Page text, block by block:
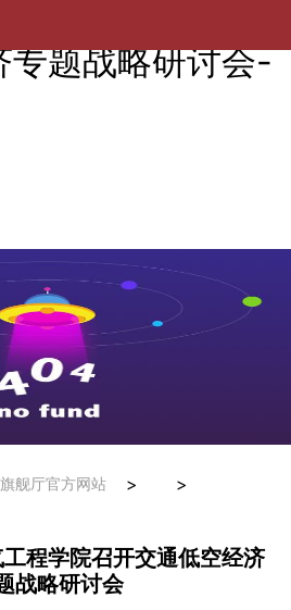
专题战略研讨会-
舰厅官方网站 > >
程学院召开交通低空经济
战略研讨会